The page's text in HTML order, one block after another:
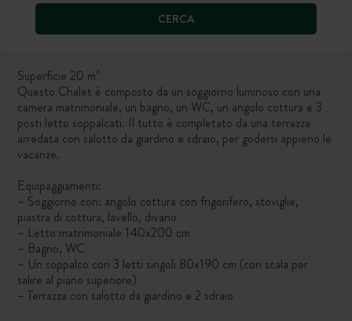
CERCA
Superficie 20 m²
Questo Chalet è composto da un soggiorno luminoso con una
camera matrimoniale, un bagno, un WC, un angolo cottura e 3
posti letto soppalcati. Il tutto è completato da una terrazza
arredata con salotto da giardino e sdraio, per godersi appieno le
vacanze.
Equipaggiamenti:
– Soggiorno con: angolo cottura con frigorifero, stoviglie,
piastra di cottura, lavello, divano
– Letto matrimoniale 140x200 cm
– Bagno, WC
– Un soppalco con 3 letti singoli 80x190 cm (con scala per
salire al piano superiore)
– Terrazza con salotto da giardino e 2 sdraio